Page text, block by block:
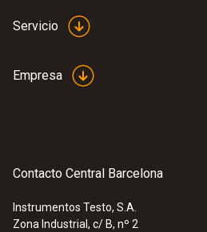
Servicio
Empresa
Contacto Central Barcelona
Instrumentos Testo, S.A.
Zona Industrial, c/ B, nº 2